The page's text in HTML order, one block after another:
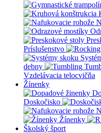
Príslušenstvo
debny
Vzdelávacia telocvičňa
Žínenky
Doskočisko
Žínenky
Školský šport